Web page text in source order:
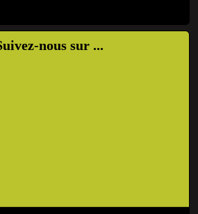
nous sur ...